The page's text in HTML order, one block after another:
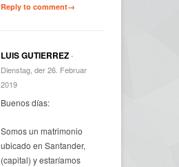
Reply to comment→
LUIS GUTIERREZ-
Dienstag, der 26. Februar
2019
Buenos días:
Somos un matrimonio
ubicado en Santander,
(capital) y estaríamos